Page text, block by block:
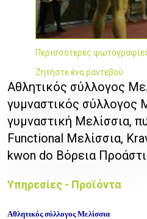
Περισσότερες
Ζητήστε ένα ραντεβού
Αθλητικός σύλλογος
γυμναστικός σύλλογος
γυμναστική Μελίσσια,
Functional Μελίσσια,
kwon do Βόρεια
Υπηρεσίες - Προϊόντα
Aθλητικός σύλλογος Μελίσσια